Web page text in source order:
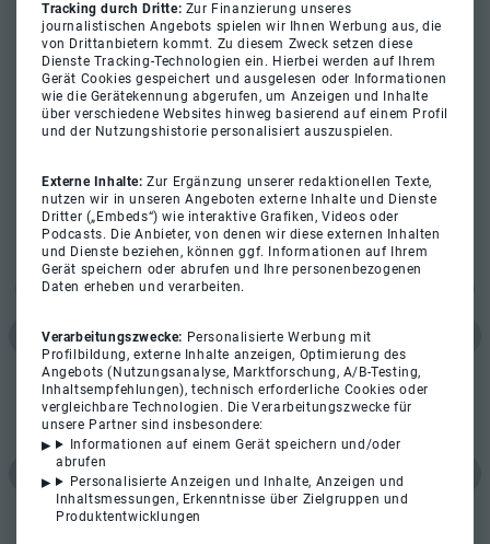
Tracking durch Dritte: Zur Finanzierung unseres
journalistischen Angebots spielen wir Ihnen Werbung aus, die
von Drittanbietern kommt. Zu diesem Zweck setzen diese
Dienste Tracking-Technologien ein. Hierbei werden auf Ihrem
Gerät Cookies gespeichert und ausgelesen oder Informationen
wie die Gerätekennung abgerufen, um Anzeigen und Inhalte
über verschiedene Websites hinweg basierend auf einem Profil
und der Nutzungshistorie personalisiert auszuspielen.
Externe Inhalte:Zur Ergänzung unserer redaktionellen Texte,
nutzen wir in unseren Angeboten externe Inhalte und Dienste
Dritter („Embeds“) wie interaktive Grafiken, Videos oder
Podcasts. Die Anbieter, von denen wir diese externen Inhalten
und Dienste beziehen, können ggf. Informationen auf Ihrem
Gerät speichern oder abrufen und Ihre personenbezogenen
Daten erheben und verarbeiten.
Verarbeitungszwecke: Personalisierte Werbung mit
Profilbildung, externe Inhalte anzeigen, Optimierung des
Angebots (Nutzungsanalyse, Marktforschung, A/B-Testing,
Inhaltsempfehlungen), technisch erforderliche Cookies oder
vergleichbare Technologien. Die Verarbeitungszwecke für
unsere Partner sind insbesondere:
Informationen auf einem Gerät speichern und/oder
abrufen
Personalisierte Anzeigen und Inhalte, Anzeigen und
Inhaltsmessungen, Erkenntnisse über Zielgruppen und
Produktentwicklungen